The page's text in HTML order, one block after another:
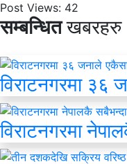
Post Views: 42
सम्बन्धितखबरहरु
विराटनगरमा ३६
विराटनगरमा